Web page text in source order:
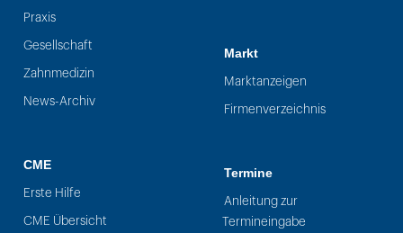
Praxis
Gesellschaft
Zahnmedizin
News-Archiv
CME
Erste Hilfe
CME Übersicht
Markt
Marktanzeigen
Firmenverzeichnis
Termine
Anleitung zur
Termineingabe